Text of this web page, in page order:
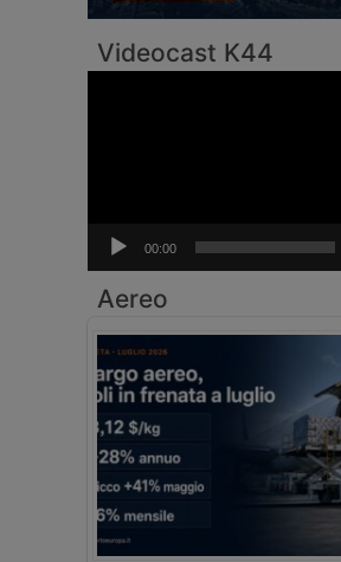
Videocast K44
00:00
Aereo